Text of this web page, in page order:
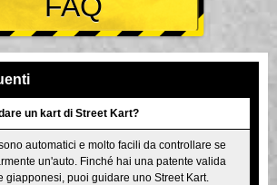
Specifiche Prezzo
Recensioni
Tokyo Akihabara#1
Tokyo Shibuya
un kart di Street Kart?
automatici e molto facili da controllare se
un'auto. Finché hai una patente valida
giapponesi, puoi guidare uno Street Kart.